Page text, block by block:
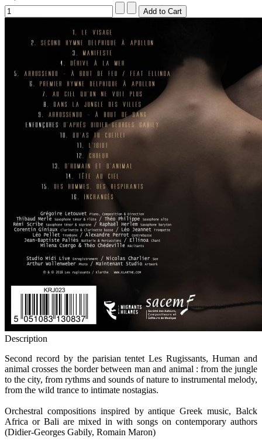
Description
Second record by the parisian tentet Les Rugissants, Human and
animal crosses the border between man and animal : from the jungle
to the city, from rythms and sounds of nature to instrumental melody,
from the wild trance to intimate nostagias.
Orchestral compositions inspired by antique Greek music, Balck
Africa or Bali are mixed in with songs on contemporary authors
(Didier-Georges Gabily, Romain Maron)